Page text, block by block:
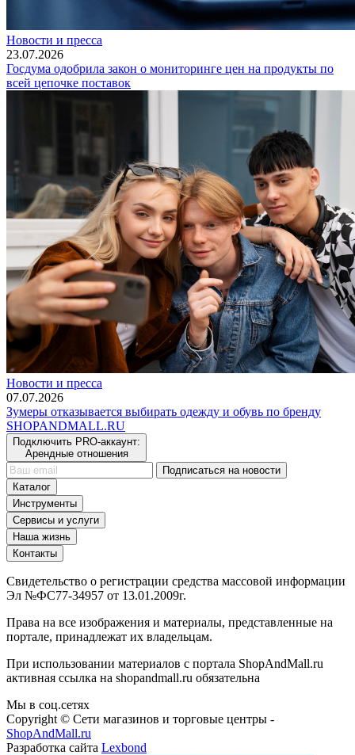
Новости и пресса
23.07.2026
Госдума одобрила закон о мониторинге цен на продукты по
всей цепочке поставок
Новости и пресса
07.07.2026
Зумеры отказывается выбирать одежду и обувь по бренду
SHOPANDMALL.RU
Подключить PRO-аккаунт:
Арендные отношения
Подписаться на новости
Каталог
Инструменты
Сервисы и услуги
Наша жизнь
Контакты
Свидетельство о регистрации средства массовой информации
Эл №ФС77-34957 от 13.01.2009г.
Права на все изображения и материалы, представленные на
портале, принадлежат их владельцам.
При использовании материалов с портала ShopAndMall.ru
активная ссылка на shopandmall.ru обязательна
Мы в соц.сетях
Copyright © Сети магазинов и торговые центры -
ShopAndMall.ru
Разработка сайта Lexbond